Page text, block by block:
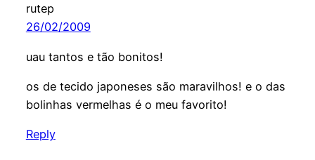
rutep
26/02/2009
uau tantos e tão bonitos!
os de tecido japoneses são maravilhos! e o das
bolinhas vermelhas é o meu favorito!
Reply